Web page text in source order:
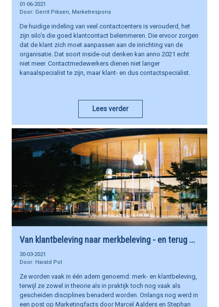
01-06-2021
Gerrit Piksen, Marketrespons
De huidige indeling van veel contactcenters is verouderd, het
zijn silo's die goed klantcontact belemmeren. Die ervoor zorgen
dat de klant zich moet aanpassen aan de inrichting van de
organisatie. Dat soort inside-out denken kan anno 2021 echt
niet meer. Contactmedewerkers dienen niet langer
kanaalspecialist te zijn, maar klant- en dus contactspecialist.
Lees verder
Van klantbeleving naar merkbeleving - en terug ...
30-03-2021
Harald Pol
Ze worden vaak in één adem genoemd: merk- en klantbeleving,
terwijl ze zowel in theorie als in praktijk toch nog vaak als
gescheiden disciplines benaderd worden. Onlangs nog werd in
een post op Marketingfacts door Marcel Aalders en Stephan